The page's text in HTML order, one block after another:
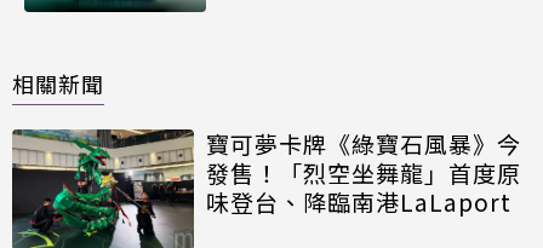
相關新聞
寶可夢卡牌《綠寶石風暴》今
發售！「烈空坐舞龍」首度原
味登台、降臨南港LaLaport